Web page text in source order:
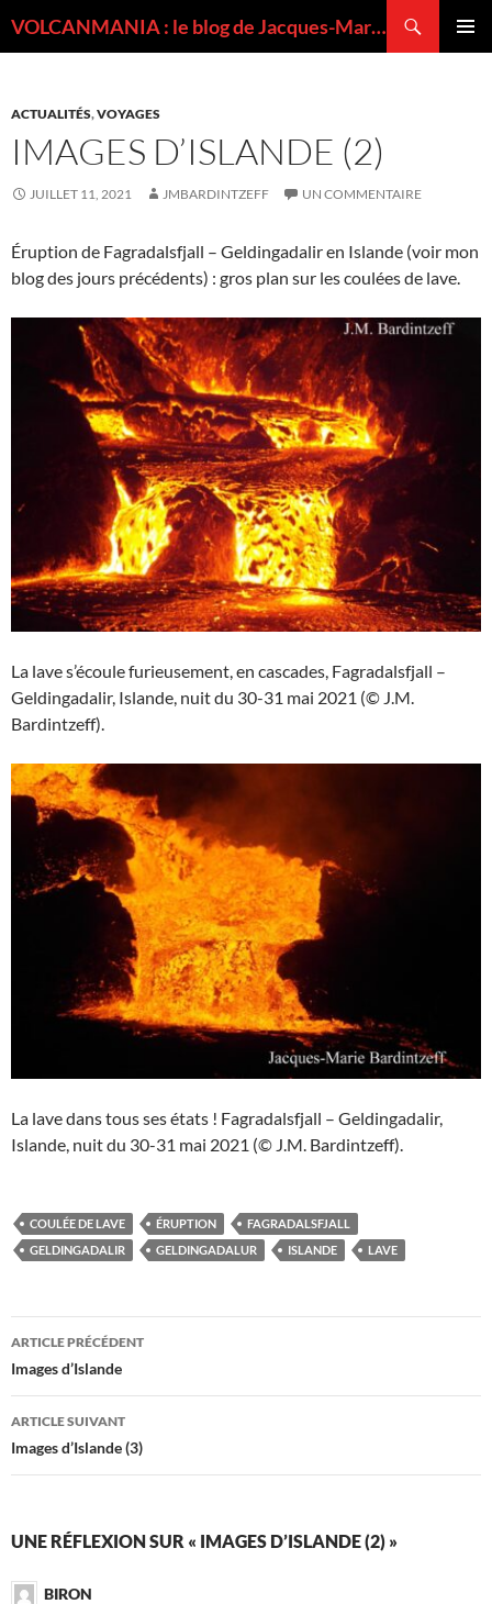
VOLCANMANIA : le blog de Jacques-Marie BARDINTZEFF, volcanologue
ACTUALITÉS,VOYAGES
IMAGES D’ISLANDE (2)
JUILLET 11, 2021 JMBARDINTZEFF UN COMMENTAIRE
Éruption de Fagradalsfjall – Geldingadalir en Islande (voir mon
blog des jours précédents) : gros plan sur les coulées de lave.
La lave s’écoule furieusement, en cascades, Fagradalsfjall –
Geldingadalir, Islande, nuit du 30-31 mai 2021 (© J.M.
Bardintzeff).
La lave dans tous ses états ! Fagradalsfjall – Geldingadalir,
Islande, nuit du 30-31 mai 2021 (© J.M. Bardintzeff).
COULÉE DE LAVE ÉRUPTION
FAGRADALSFJALL
GELDINGADALIR
GELDINGADALUR ISLANDE LAVE
Navigation
des
articles
ARTICLE PRÉCÉDENT
Images d’Islande
ARTICLE SUIVANT
Images d’Islande (3)
UNE RÉFLEXION SUR « IMAGES D’ISLANDE (2) »
BIRON